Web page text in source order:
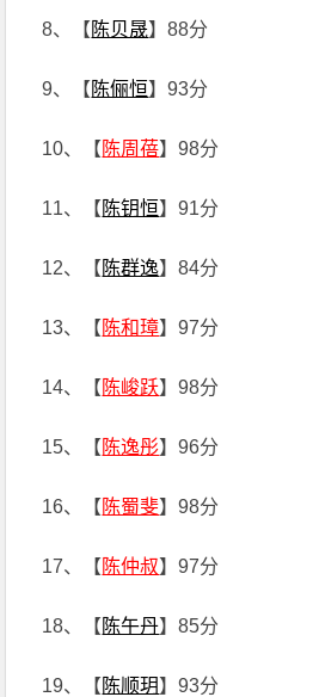
8、【 陈贝晟】88分
9、【 陈俪恒】93分
10、【 陈周蓓】98分
11、【 陈钥恒】91分
12、【 陈群逸】84分
13、【 陈和璋】97分
14、【 陈峻跃】98分
15、【 陈逸彤】96分
16、【 陈蜀斐】98分
17、【 陈仲叔】97分
18、【 陈午丹】85分
19、【 陈顺玥】93分